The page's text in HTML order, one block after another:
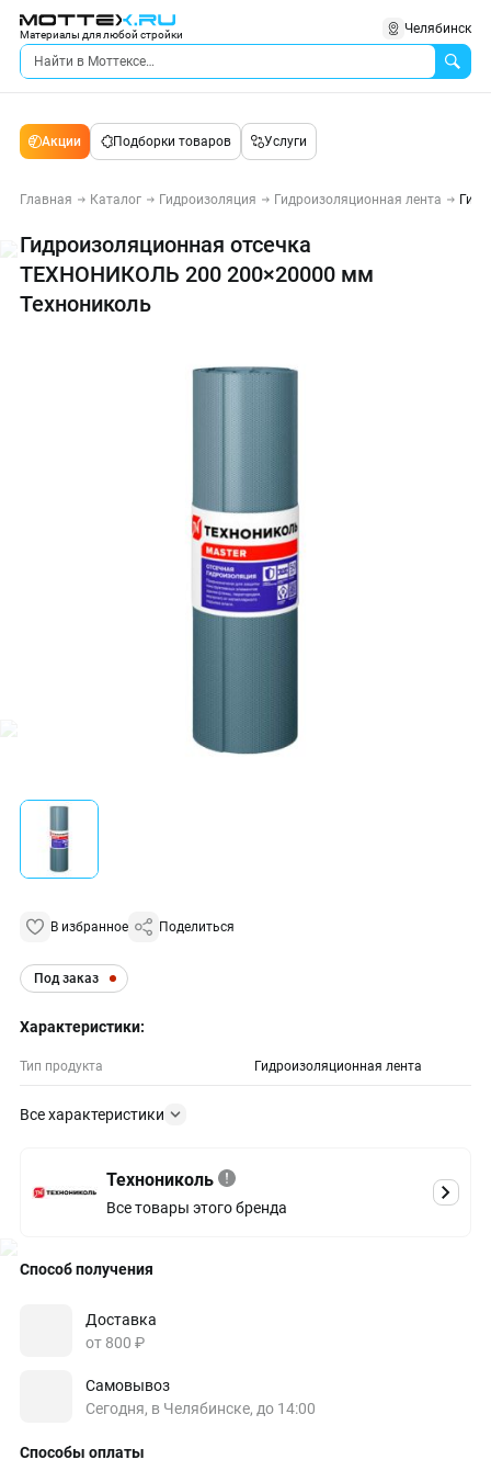
Материалы для любой стройки Челябинск
Акции Подборки товаров Услуги
Главная Каталог Гидроизоляция Гидроизоляционная лента
Гидроизоляционная отсечка
ТЕХНОНИКОЛЬ 200 200×20000 мм
Технониколь
В избранное Поделиться
Под заказ
Характеристики:
Тип продукта Гидроизоляционная лента
Все характеристики
Технониколь
Все товары этого бренда
Способ получения
Доставка
от 800 ₽
Самовывоз
Сегодня, в Челябинске, до 14:00
Способы оплаты